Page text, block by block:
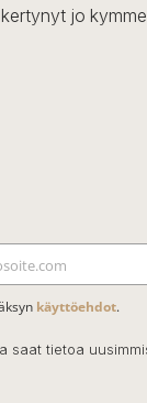
jo
käyttöehdot.
saat tietoa